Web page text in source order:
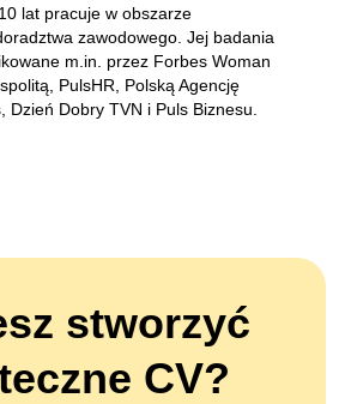
lat pracuje w obszarze
zawodowego. Jej badania
m.in. przez Forbes Woman
PulsHR, Polską Agencję
Dzień Dobry TVN i Puls Biznesu.
stworzyć
CV?